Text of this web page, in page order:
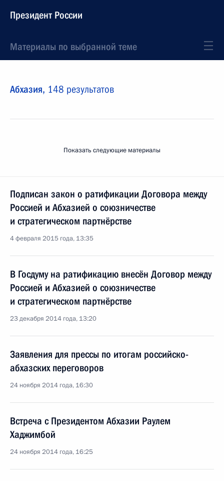
Президент России
Материалы по выбранной теме
Абхазия, 148 результатов
Показать следующие материалы
Подписан закон о ратификации Договора между
Россией и Абхазией о союзничестве
и стратегическом партнёрстве
4 февраля 2015 года, 13:35
В Госдуму на ратификацию внесён Договор между
Россией и Абхазией о союзничестве
и стратегическом партнёрстве
23 декабря 2014 года, 13:20
Заявления для прессы по итогам российско-
абхазских переговоров
24 ноября 2014 года, 16:30
Встреча с Президентом Абхазии Раулем
Хаджимбой
24 ноября 2014 года, 16:25